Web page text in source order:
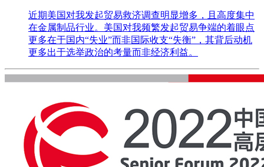
近期美国对我发起贸易救济调查明显增多，且高度集中
在金属制品行业。美国对我频繁发起贸易争端的着眼点
更多在于国内“失业”而非国际收支“失衡”，其背后动机
更多出于选举政治的考量而非经济利益。